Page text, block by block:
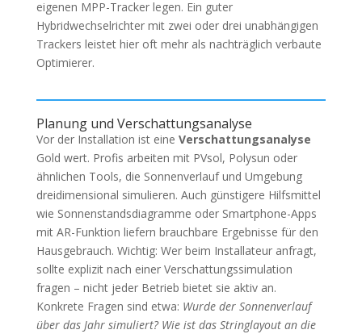
eigenen MPP-Tracker legen. Ein guter
Hybridwechselrichter mit zwei oder drei unabhängigen
Trackers leistet hier oft mehr als nachträglich verbaute
Optimierer.
Planung und Verschattungsanalyse
Vor der Installation ist eine Verschattungsanalyse
Gold wert. Profis arbeiten mit PVsol, Polysun oder
ähnlichen Tools, die Sonnenverlauf und Umgebung
dreidimensional simulieren. Auch günstigere Hilfsmittel
wie Sonnenstandsdiagramme oder Smartphone-Apps
mit AR-Funktion liefern brauchbare Ergebnisse für den
Hausgebrauch. Wichtig: Wer beim Installateur anfragt,
sollte explizit nach einer Verschattungssimulation
fragen – nicht jeder Betrieb bietet sie aktiv an.
Konkrete Fragen sind etwa: Wurde der Sonnenverlauf
über das Jahr simuliert? Wie ist das Stringlayout an die